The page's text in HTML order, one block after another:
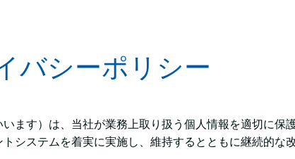
バシーポリシー
ます）は、当社が業務上取り扱う個人情報を適切に保
システムを着実に実施し、維持するとともに継続的な